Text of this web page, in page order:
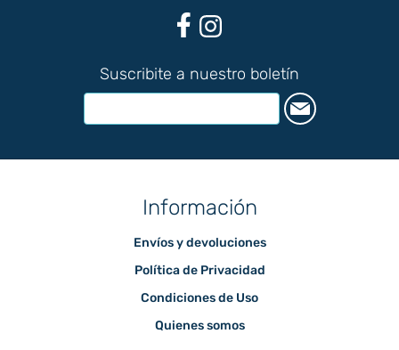
Suscribite a nuestro boletín
Información
Envíos y devoluciones
Política de Privacidad
Condiciones de Uso
Quienes somos